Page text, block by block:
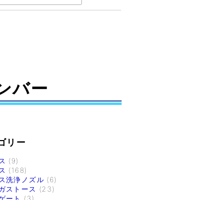
バー
リー
(9)
(168)
洗浄ノズル (6)
ストース (23)
ート
(3)